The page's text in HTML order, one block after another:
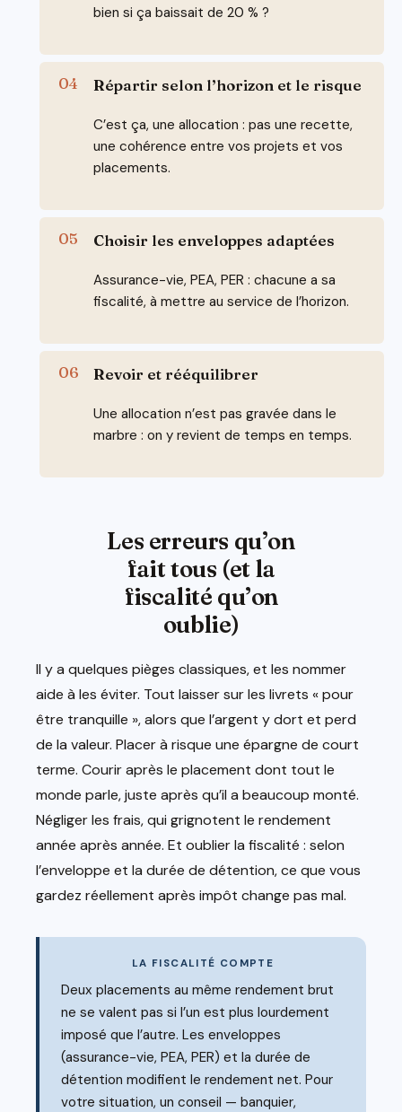
bien si ça baissait de 20 % ?
Répartir selon l’horizon et le risque
C’est ça, une allocation : pas une recette,
une cohérence entre vos projets et vos
placements.
Choisir les enveloppes adaptées
Assurance-vie, PEA, PER : chacune a sa
fiscalité, à mettre au service de l’horizon.
Revoir et rééquilibrer
Une allocation n’est pas gravée dans le
marbre : on y revient de temps en temps.
Les erreurs qu’on
fait tous (et la
fiscalité qu’on
oublie)
Il y a quelques pièges classiques, et les nommer
aide à les éviter. Tout laisser sur les livrets « pour
être tranquille », alors que l’argent y dort et perd
de la valeur. Placer à risque une épargne de court
terme. Courir après le placement dont tout le
monde parle, juste après qu’il a beaucoup monté.
Négliger les frais, qui grignotent le rendement
année après année. Et oublier la fiscalité : selon
l’enveloppe et la durée de détention, ce que vous
gardez réellement après impôt change pas mal.
LA FISCALITÉ COMPTE
Deux placements au même rendement brut
ne se valent pas si l’un est plus lourdement
imposé que l’autre. Les enveloppes
(assurance-vie, PEA, PER) et la durée de
détention modifient le rendement net. Pour
votre situation, un conseil — banquier,